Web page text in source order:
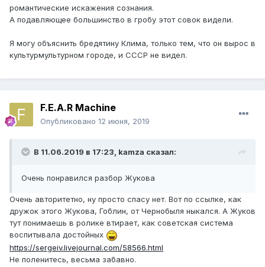
романтические искажения сознания.
А подавляющее большинство в гробу этот совок видели.
Я могу объяснить бредятину Клима, только тем, что он вырос в
культурмультурном городе, и СССР не видел.
F.E.A.R Machine
Опубликовано 12 июня, 2019
В 11.06.2019 в 17:23, kamza сказал:
Очень понравился разбор Жукова
Очень авторитетно, ну просто спасу нет. Вот по ссылке, как
дружок этого Жукова, Гоблин, от Чернобыля ныкался. А Жуков
тут понимаешь в ролике втирает, как советская система
воспитывала достойных
https://sergeiv.livejournal.com/58566.html
Не поленитесь, весьма забавно.